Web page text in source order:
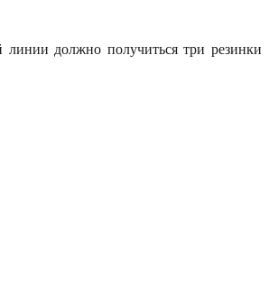
линии должно получиться три резинки